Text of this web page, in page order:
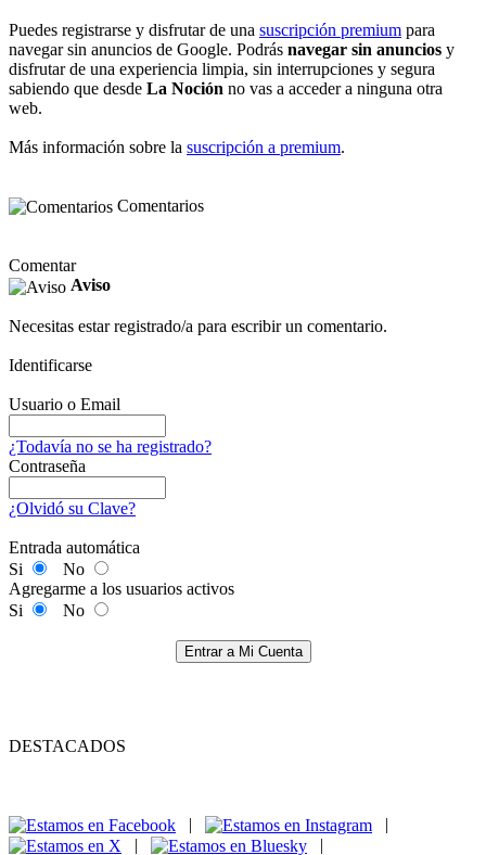
Puedes registrarse y disfrutar de una suscripción premium para
navegar sin anuncios de Google. Podrás navegar sin anuncios y
disfrutar de una experiencia limpia, sin interrupciones y segura
sabiendo que desde La Noción no vas a acceder a ninguna otra
web.
Más información sobre la suscripción a premium.
Comentarios
Comentar
Aviso
Necesitas estar registrado/a para escribir un comentario.
Identificarse
Usuario o Email
¿Todavía no se ha registrado?
Contraseña
¿Olvidó su Clave?
Entrada automática
Si
No
Agregarme a los usuarios activos
Si
No
Entrar a Mi Cuenta
DESTACADOS
|
|
|
|